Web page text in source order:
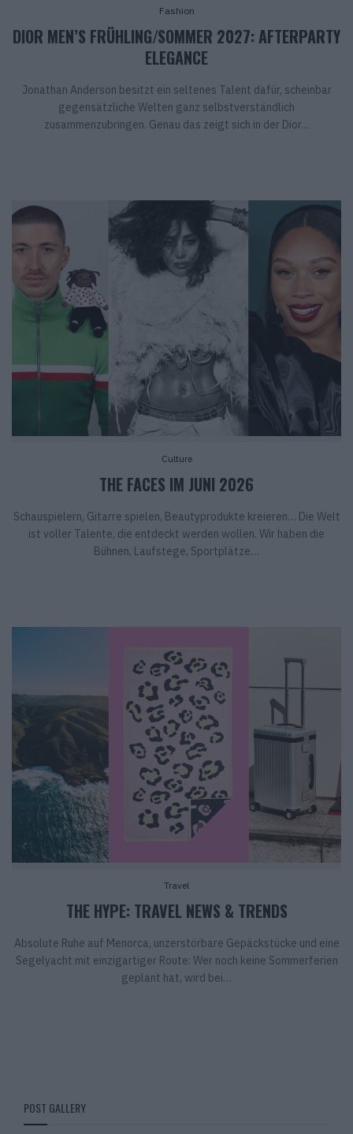
Fashion
DIOR MEN’S FRÜHLING/SOMMER 2027: AFTERPARTY
ELEGANCE
Jonathan Anderson besitzt ein seltenes Talent dafür, scheinbar
gegensätzliche Welten ganz selbstverständlich
zusammenzubringen. Genau das zeigt sich in der Dior…
Culture
THE FACES IM JUNI 2026
Schauspielern, Gitarre spielen, Beautyprodukte kreieren… Die Welt
ist voller Talente, die entdeckt werden wollen. Wir haben die
Bühnen, Laufstege, Sportplätze…
Travel
THE HYPE: TRAVEL NEWS & TRENDS
Absolute Ruhe auf Menorca, unzerstörbare Gepäckstücke und eine
Segelyacht mit einzigartiger Route: Wer noch keine Sommerferien
geplant hat, wird bei…
POST GALLERY